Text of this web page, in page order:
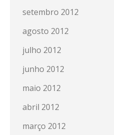
setembro 2012
agosto 2012
julho 2012
junho 2012
maio 2012
abril 2012
março 2012